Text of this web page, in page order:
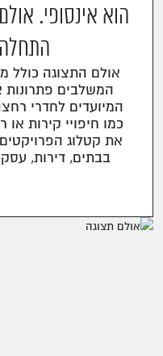
הוא אינסופי.
אולם התצוגה כולל
המשלבים פתרונות
המיועדים לחדרי
כמו חיפויי קירות
את קטלוג
בבתים, דירות,